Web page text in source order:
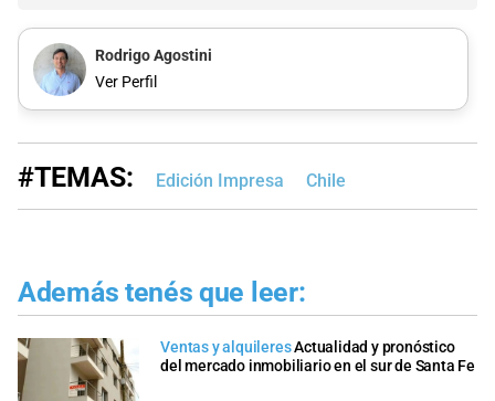
Rodrigo Agostini
Ver Perfil
#TEMAS: Edición Impresa Chile
Además tenés que leer:
Ventas y alquileresActualidad y pronóstico
del mercado inmobiliario en el sur de Santa Fe